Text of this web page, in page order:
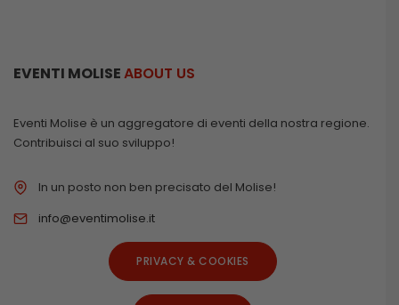
EVENTI MOLISEABOUT US
Eventi Molise è un aggregatore di eventi della nostra regione.
Contribuisci al suo sviluppo!
In un posto non ben precisato del Molise!
info@eventimolise.it
PRIVACY & COOKIES